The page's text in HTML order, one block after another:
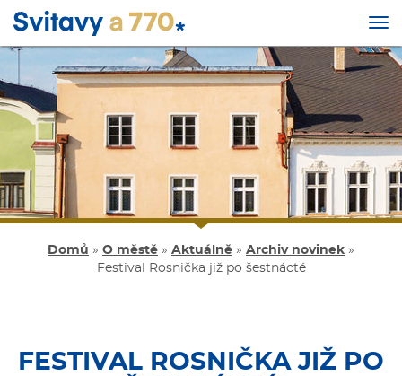
k
hlavnímu
obsahu
Domů » O městě » Aktuálně » Archiv novinek »
Festival Rosnička již po šestnácté
FESTIVAL ROSNIČKA JIŽ PO